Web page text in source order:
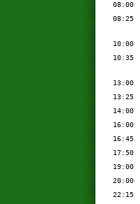
08:00
08:25
10:00
10:35
13:00
13:25
14:00
16:00
16:45
17:50
19:00
20:00
22:15